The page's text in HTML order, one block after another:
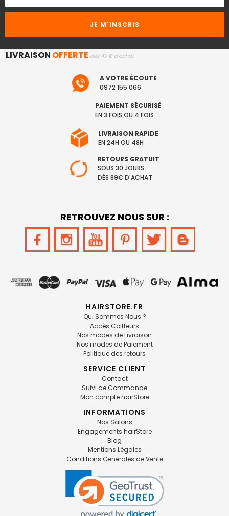
LIVRAISON OFFERTE dès 49 € d'achat
A VOTRE ÉCOUTE
0972 155 066
PAIEMENT SÉCURISÉ
EN 3 FOIS OU 4 FOIS
LIVRAISON RAPIDE
EN 24H OU 48H
RETOURS GRATUIT
SOUS 30 JOURS
DÈS 89€ D'ACHAT
RETROUVEZ NOUS SUR :
HAIRSTORE.FR
Qui Sommes Nous ?
Accès Coiffeurs
Nos modes de Livraison
Nos modes de Paiement
Politique des retours
SERVICE CLIENT
Contact
Suivi de Commande
Mon compte hairStore
INFORMATIONS
Nos Salons
Engagements hairStore
Blog
Mentions Légales
Conditions Générales de Vente